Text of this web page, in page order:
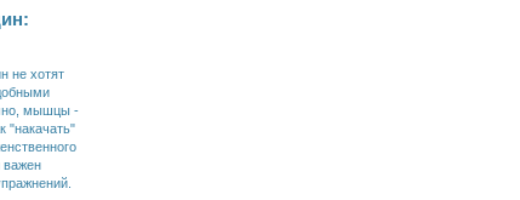
не хотят
мышцы -
"накачать"
важен